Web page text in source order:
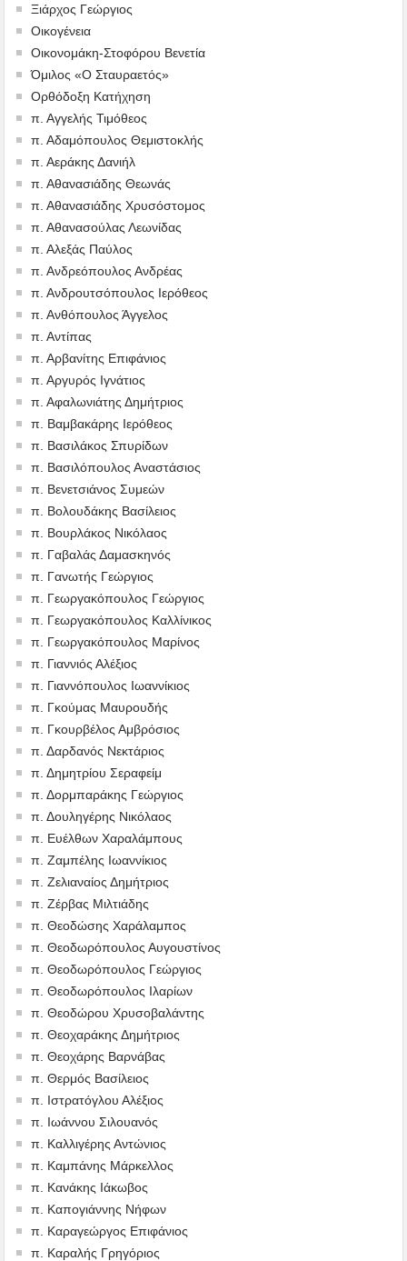
Ξιάρχος Γεώργιος
Οικογένεια
Οικονομάκη-Στοφόρου Βενετία
Όμιλος «Ο Σταυραετός»
Ορθόδοξη Κατήχηση
π. Αγγελής Τιμόθεος
π. Αδαμόπουλος Θεμιστοκλής
π. Αεράκης Δανιήλ
π. Αθανασιάδης Θεωνάς
π. Αθανασιάδης Χρυσόστομος
π. Αθανασούλας Λεωνίδας
π. Αλεξάς Παύλος
π. Ανδρεόπουλος Ανδρέας
π. Ανδρουτσόπουλος Ιερόθεος
π. Ανθόπουλος Άγγελος
π. Αντίπας
π. Αρβανίτης Επιφάνιος
π. Αργυρός Ιγνάτιος
π. Αφαλωνιάτης Δημήτριος
π. Βαμβακάρης Ιερόθεος
π. Βασιλάκος Σπυρίδων
π. Βασιλόπουλος Αναστάσιος
π. Βενετσιάνος Συμεών
π. Βολουδάκης Βασίλειος
π. Βουρλάκος Νικόλαος
π. Γαβαλάς Δαμασκηνός
π. Γανωτής Γεώργιος
π. Γεωργακόπουλος Γεώργιος
π. Γεωργακόπουλος Καλλίνικος
π. Γεωργακόπουλος Μαρίνος
π. Γιαννιός Αλέξιος
π. Γιαννόπουλος Ιωαννίκιος
π. Γκούμας Μαυρουδής
π. Γκουρβέλος Αμβρόσιος
π. Δαρδανός Νεκτάριος
π. Δημητρίου Σεραφείμ
π. Δορμπαράκης Γεώργιος
π. Δουληγέρης Νικόλαος
π. Ευέλθων Χαραλάμπους
π. Ζαμπέλης Ιωαννίκιος
π. Ζελιαναίος Δημήτριος
π. Ζέρβας Μιλτιάδης
π. Θεοδώσης Χαράλαμπος
π. Θεοδωρόπουλος Αυγουστίνος
π. Θεοδωρόπουλος Γεώργιος
π. Θεοδωρόπουλος Ιλαρίων
π. Θεοδώρου Χρυσοβαλάντης
π. Θεοχαράκης Δημήτριος
π. Θεοχάρης Βαρνάβας
π. Θερμός Βασίλειος
π. Ιστρατόγλου Αλέξιος
π. Ιωάννου Σιλουανός
π. Καλλιγέρης Αντώνιος
π. Καμπάνης Μάρκελλος
π. Κανάκης Ιάκωβος
π. Καπογιάννης Νήφων
π. Καραγεώργος Επιφάνιος
π. Καραλής Γρηγόριος